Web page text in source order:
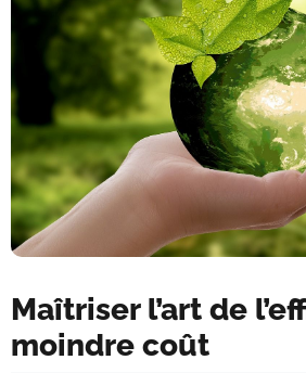
Maîtriser l’art de
moindre coût